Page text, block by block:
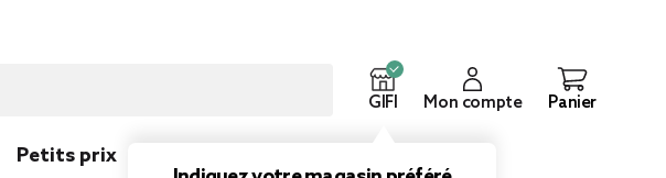
GIFI Mon compte Panier
Petits prix